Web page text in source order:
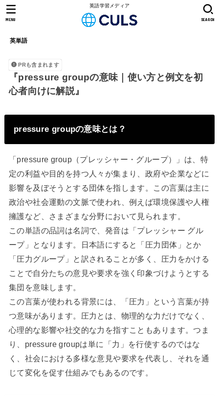
英語学習メディア
英単語
SEARCH
MENU
PRも含まれます
『pressure groupの意味｜使い方と例文を初
心者向けに解説』
pressure groupの意味とは？
「pressure group（プレッシャー・グループ）」は、特
定の利益や目的を持つ人々が集まり、政府や企業などに
影響を及ぼそうとする団体を指します。この言葉は主に
政治や社会運動の文脈で使われ、例えば環境保護や人権
擁護など、さまざまな分野において見られます。
この単語の品詞は名詞で、発音は「プレッシャー グル
ープ」となります。日本語にすると「圧力団体」とか
「圧力グループ」と訳されることが多く、圧力をかける
ことで自分たちの意見や要求を強く印象づけようとする
集団を意味します。
この言葉が使われる背景には、「圧力」という言葉が持
つ意味があります。圧力とは、物理的な力だけでなく、
心理的な影響や社交的な力を指すこともあります。つま
り、pressure groupは単に「力」を行使するのではな
く、社会における多様な意見や要求を代表し、それを通
じて変化を促す仕組みでもあるのです。